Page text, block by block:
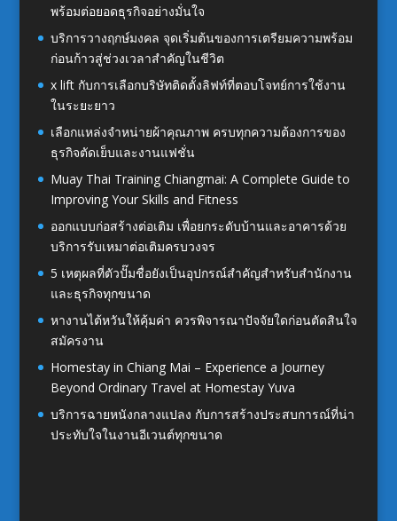
พร้อมต่อยอดธุรกิจอย่างมั่นใจ
บริการวางฤกษ์มงคล จุดเริ่มต้นของการเตรียมความพร้อม
ก่อนก้าวสู่ช่วงเวลาสำคัญในชีวิต
x lift กับการเลือกบริษัทติดตั้งลิฟท์ที่ตอบโจทย์การใช้งาน
ในระยะยาว
เลือกแหล่งจำหน่ายผ้าคุณภาพ ครบทุกความต้องการของ
ธุรกิจตัดเย็บและงานแฟชั่น
Muay Thai Training Chiangmai: A Complete Guide to
Improving Your Skills and Fitness
ออกแบบก่อสร้างต่อเติม เพื่อยกระดับบ้านและอาคารด้วย
บริการรับเหมาต่อเติมครบวงจร
5 เหตุผลที่ตัวปั๊มชื่อยังเป็นอุปกรณ์สำคัญสำหรับสำนักงาน
และธุรกิจทุกขนาด
หางานไต้หวันให้คุ้มค่า ควรพิจารณาปัจจัยใดก่อนตัดสินใจ
สมัครงาน
Homestay in Chiang Mai – Experience a Journey
Beyond Ordinary Travel at Homestay Yuva
บริการฉายหนังกลางแปลง กับการสร้างประสบการณ์ที่น่า
ประทับใจในงานอีเวนต์ทุกขนาด